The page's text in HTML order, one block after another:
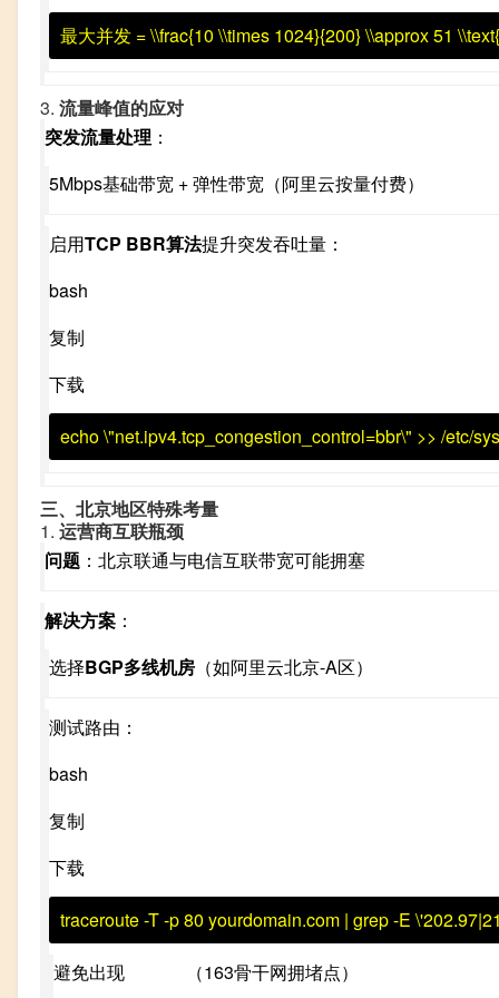
最大并发 = \\frac{10 \\times 1024}{200} \\approx 51
3. 流量峰值的应对
突发流量处理 ：
5Mbps基础带宽 + 弹性带宽（阿里云按量付费）
启用TCP BBR算法提升突发吞吐量：
bash
复制
下载
echo\"net.ipv4.tcp_congestion_control=bbr\" >> /etc/
三、北京地区特殊考量
1. 运营商互联瓶颈
问题 ：北京联通与电信互联带宽可能拥塞
解决方案 ：
选择BGP多线机房 （如阿里云北京-A区）
测试路由：
bash
复制
下载
traceroute-T-p80 yourdomain.com | grep-E
避免出现 （163骨干网拥堵点）